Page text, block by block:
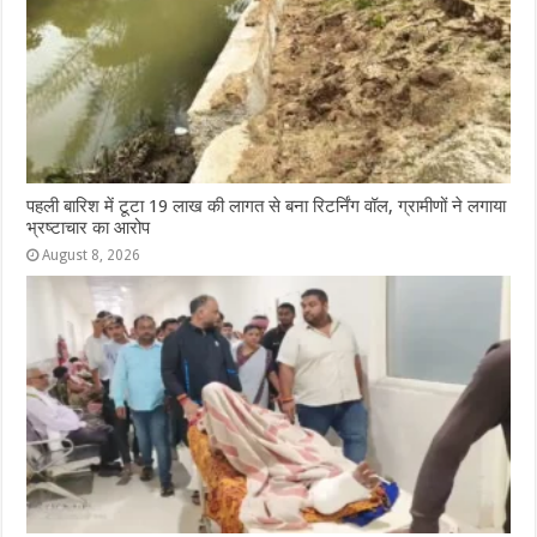
पहली बारिश में टूटा 19 लाख की लागत से बना रिटर्निंग वॉल, ग्रामीणों ने लगाया
भ्रष्टाचार का आरोप
August 8, 2026